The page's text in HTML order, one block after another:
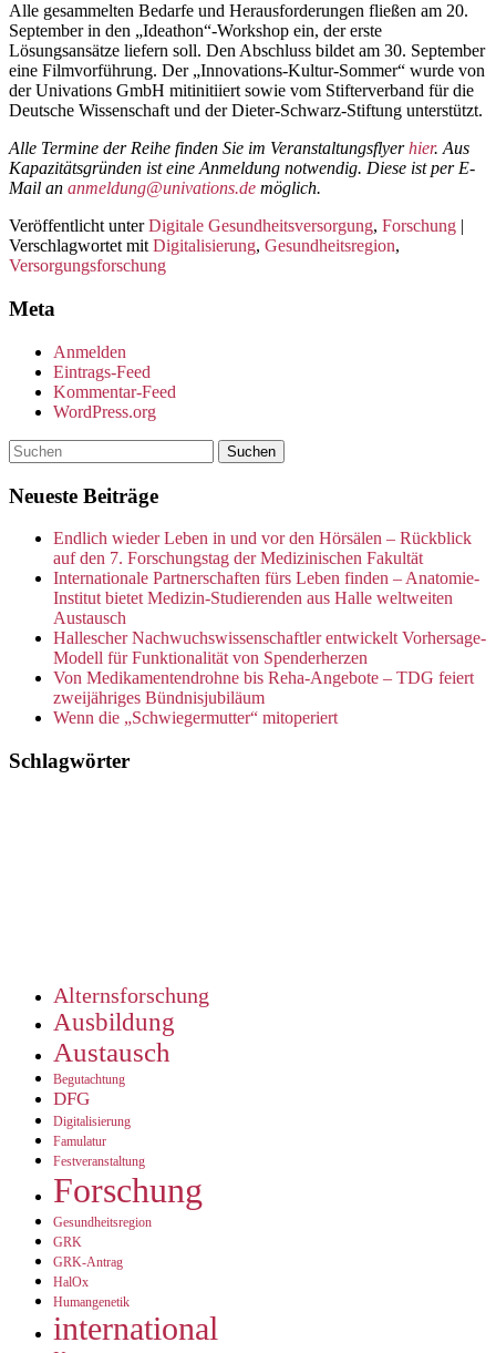
Alle gesammelten Bedarfe und Herausforderungen fließen am 20.
September in den „Ideathon“-Workshop ein, der erste
Lösungsansätze liefern soll. Den Abschluss bildet am 30. September
eine Filmvorführung. Der „Innovations-Kultur-Sommer“ wurde von
der Univations GmbH mitinitiiert sowie vom Stifterverband für die
Deutsche Wissenschaft und der Dieter-Schwarz-Stiftung unterstützt.
Alle Termine der Reihe finden Sie im Veranstaltungsflyerhier. Aus
Kapazitätsgründen ist eine Anmeldung notwendig. Diese ist per E-
Mail an anmeldung@univations.de möglich.
Veröffentlicht unter Digitale Gesundheitsversorgung, Forschung |
Verschlagwortet mit Digitalisierung, Gesundheitsregion,
Versorgungsforschung
Meta
Anmelden
Eintrags-Feed
Kommentar-Feed
WordPress.org
Suchen
Neueste Beiträge
Endlich wieder Leben in und vor den Hörsälen – Rückblick
auf den 7. Forschungstag der Medizinischen Fakultät
Internationale Partnerschaften fürs Leben finden – Anatomie-
Institut bietet Medizin-Studierenden aus Halle weltweiten
Austausch
Hallescher Nachwuchswissenschaftler entwickelt Vorhersage-
Modell für Funktionalität von Spenderherzen
Von Medikamentendrohne bis Reha-Angebote – TDG feiert
zweijähriges Bündnisjubiläum
Wenn die „Schwiegermutter“ mitoperiert
Schlagwörter
Alternsforschung
Ausbildung
Austausch
Begutachtung
DFG
Digitalisierung
Famulatur
Festveranstaltung
Forschung
Gesundheitsregion
GRK
GRK-Antrag
HalOx
Humangenetik
international